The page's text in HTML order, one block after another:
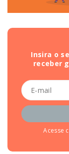
Insira o
receber
Acesse